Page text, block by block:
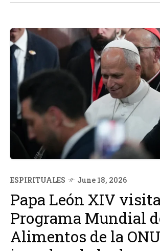
ESPIRITUALES June 18, 2026
Papa León XIV
Programa Mundial
Alimentos de la